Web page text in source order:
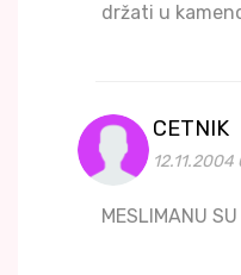
držati u
CETNIK
MESLIMANU